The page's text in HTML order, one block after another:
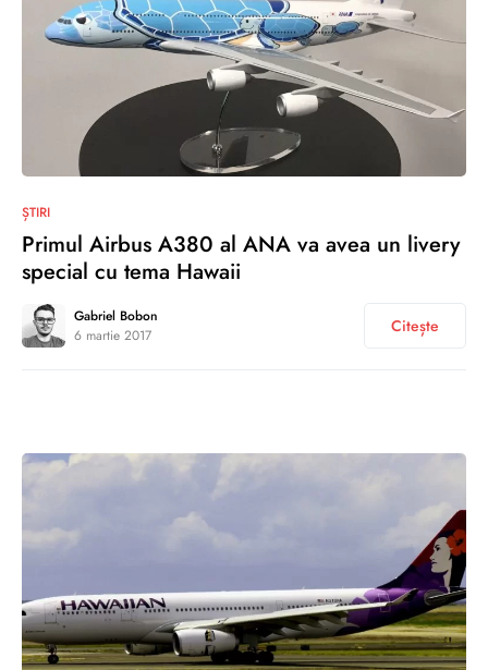
ȘTIRI
Primul Airbus A380 al ANA va avea un livery
special cu tema Hawaii
Gabriel Bobon
6 martie 2017
Citește